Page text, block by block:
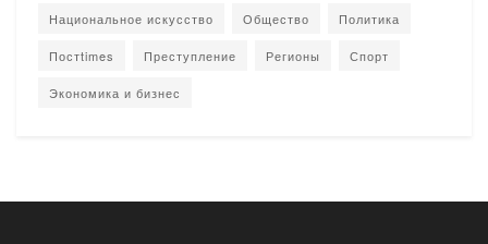
Национальное искусство Общество Политика
Постtimes Преступление Регионы Спорт
Экономика и бизнес